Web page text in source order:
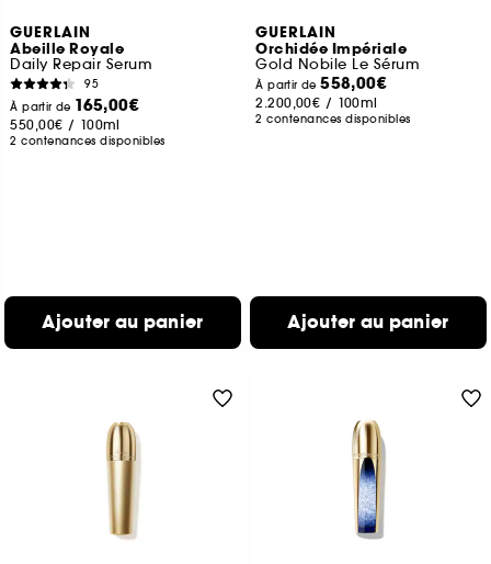
GUERLAIN
Abeille Royale
Daily Repair Serum
95
À partir de 165,00€
550,00€ / 100ml
2 contenances disponibles
Ajouter au panier
GUERLAIN
Orchidée Impériale
Gold Nobile Le Sérum
À partir de558,00€
2.200,00€ / 100ml
2 contenances disponibles
Ajouter au panier